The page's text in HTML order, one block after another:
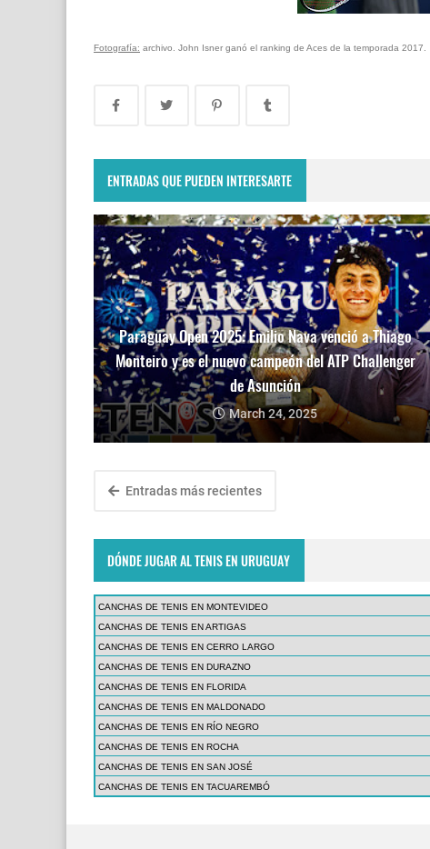
Fotografía: archivo. John Isner ganó el ranking de Aces de la temporada 2017.
ENTRADAS QUE PUEDEN INTERESARTE
Paraguay Open 2025: Emilio Nava venció a Thiago
Monteiro y es el nuevo campeón del ATP Challenger
de Asunción
March 24, 2025
Entradas más recientes
DÓNDE JUGAR AL TENIS EN URUGUAY
CANCHAS DE TENIS EN MONTEVIDEO
CANCHAS DE TENIS EN ARTIGAS
CANCHAS DE TENIS EN CERRO LARGO
CANCHAS DE TENIS EN DURAZNO
CANCHAS DE TENIS EN FLORIDA
CANCHAS DE TENIS EN MALDONADO
CANCHAS DE TENIS EN RÍO NEGRO
CANCHAS DE TENIS EN ROCHA
CANCHAS DE TENIS EN SAN JOSÉ
CANCHAS DE TENIS EN TACUAREMBÓ